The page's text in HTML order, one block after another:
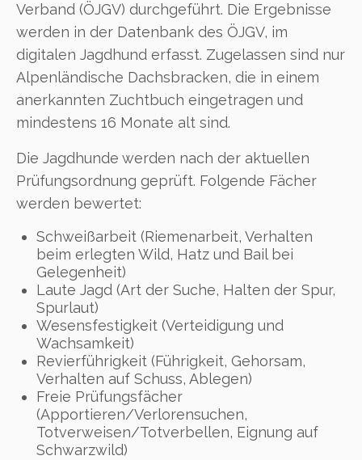
Verband (ÖJGV) durchgeführt. Die Ergebnisse
werden in der Datenbank des ÖJGV, im
digitalen Jagdhund erfasst. Zugelassen sind nur
Alpenländische Dachsbracken, die in einem
anerkannten Zuchtbuch eingetragen und
mindestens 16 Monate alt sind.
Die Jagdhunde werden nach der aktuellen
Prüfungsordnung geprüft. Folgende Fächer
werden bewertet:
Schweißarbeit (Riemenarbeit, Verhalten
beim erlegten Wild, Hatz und Bail bei
Gelegenheit)
Laute Jagd (Art der Suche, Halten der Spur,
Spurlaut)
Wesensfestigkeit (Verteidigung und
Wachsamkeit)
Revierführigkeit (Führigkeit, Gehorsam,
Verhalten auf Schuss, Ablegen)
Freie Prüfungsfächer
(Apportieren/Verlorensuchen,
Totverweisen/Totverbellen, Eignung auf
Schwarzwild)